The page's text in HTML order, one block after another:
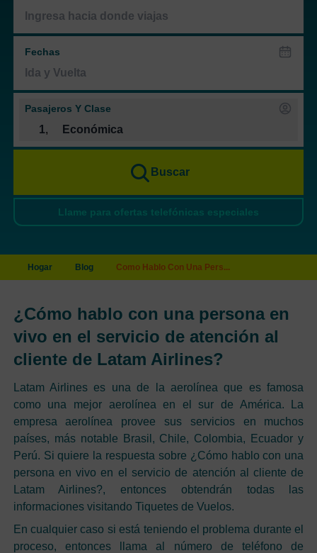
Fechas
Pasajeros Y Clase
1, Económica
Buscar
Llame para ofertas telefónicas especiales
Hogar Blog Como Hablo Con Una Pers...
¿Cómo hablo con una persona en
vivo en el servicio de atención al
cliente de Latam Airlines?
Latam Airlines es una de la aerolínea que es famosa
como una mejor aerolínea en el sur de América. La
empresa aerolínea provee sus servicios en muchos
países, más notable Brasil, Chile, Colombia, Ecuador y
Perú. Si quiere la respuesta sobre ¿Cómo hablo con una
persona en vivo en el servicio de atención al cliente de
Latam Airlines?, entonces obtendrán todas las
informaciones visitando Tiquetes de Vuelos.
En cualquier caso si está teniendo el problema durante el
proceso, entonces llama al número de teléfono de